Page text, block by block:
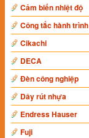
Cảm biến nhiệt độ
Công tắc hành trình
Cikachi
DECA
Đèn công nghiệp
Dây rút nhựa
Endress Hauser
Fuji